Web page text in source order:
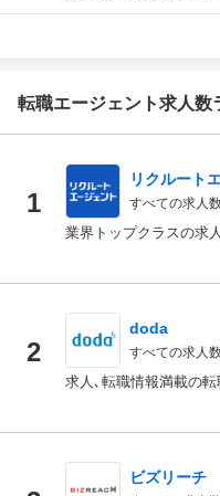
ーです。 職種は営業
転職エージェント求人数
1
リクルート
すべての求人
業界トップクラスの求
2
doda
すべての求人
求人､転職情報満載の転
ビズリーチ